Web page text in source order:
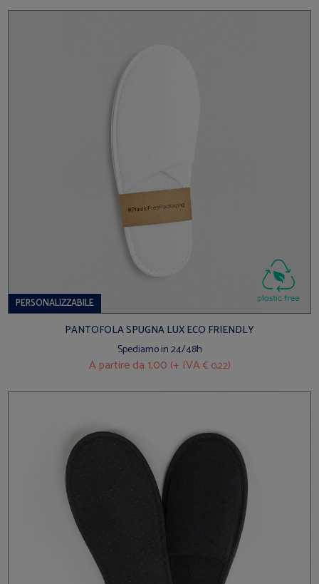
PERSONALIZZABILE
PANTOFOLA SPUGNA LUX ECO FRIENDLY
Spediamo in 24/48h
A partire da1,00 (+ IVA€ 0,22)